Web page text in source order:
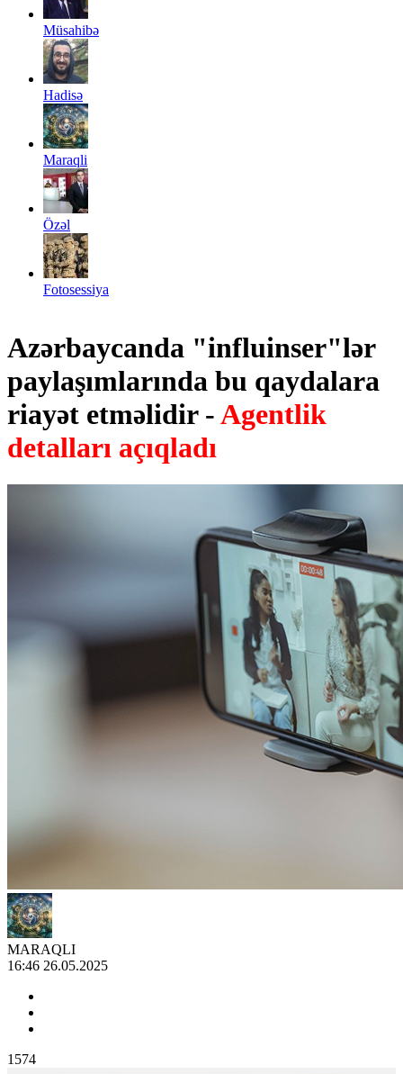
Müsahibə
Hadisə
Maraqli
Özəl
Fotosessiya
Azərbaycanda "influinser"lər
paylaşımlarında bu qaydalara
riayət etməlidir -Agentlik
detalları açıqladı
MARAQLI
16:46 26.05.2025
1574